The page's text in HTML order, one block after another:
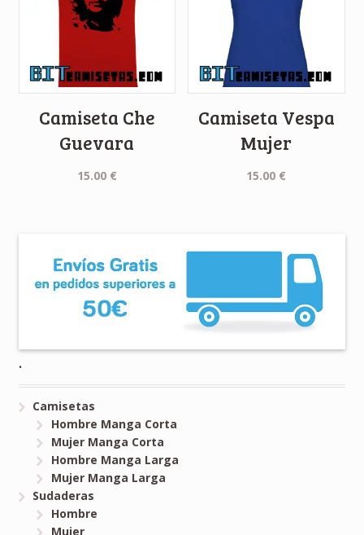
Camiseta Che
Guevara
15.00 €
Camiseta Vespa
Mujer
15.00 €
.
Camisetas
Hombre Manga Corta
Mujer Manga Corta
Hombre Manga Larga
Mujer Manga Larga
Sudaderas
Hombre
Mujer